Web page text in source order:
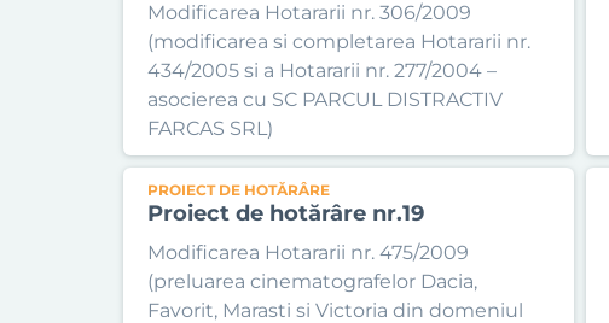
Modificarea Hotararii nr. 306/2009
(modificarea si completarea Hotararii nr.
434/2005 si a Hotararii nr. 277/2004 –
asocierea cu SC PARCUL DISTRACTIV
FARCAS SRL)
PROIECT DE HOTĂRÂRE
Proiect de hotărâre nr.19
Modificarea Hotararii nr. 475/2009
(preluarea cinematografelor Dacia,
Favorit, Marasti si Victoria din domeniul